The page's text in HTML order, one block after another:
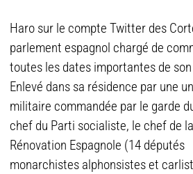
Haro sur le compte Twitter des
parlement espagnol chargé de
toutes les dates importantes de
Enlevé dans sa résidence par une
militaire commandée par le garde
chef du Parti socialiste, le chef de la
Rénovation Espagnole (14 députés
monarchistes alphonsistes et